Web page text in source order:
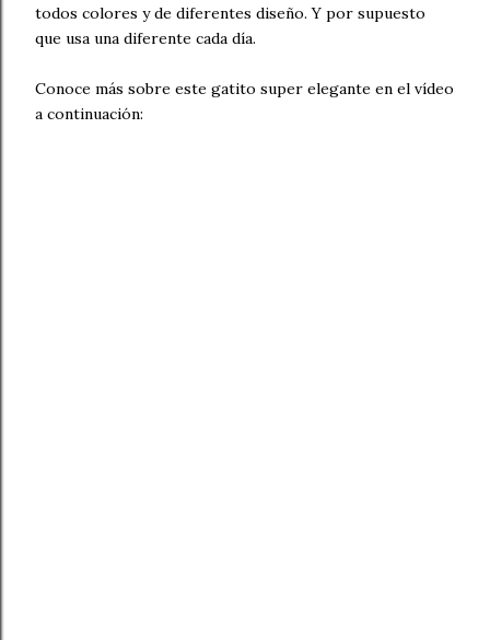
todos colores y de diferentes diseño. Y por supuesto
que usa una diferente cada día.
Conoce más sobre este gatito super elegante en el vídeo
a continuación: